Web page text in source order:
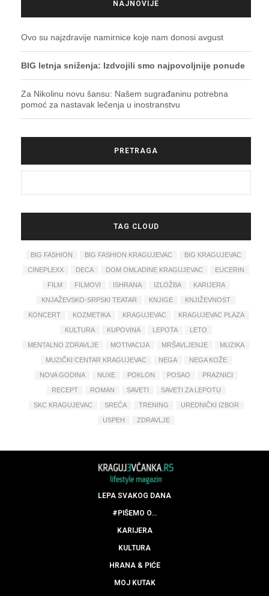
NAJNOVIJE
Ovo su najzdravije namirnice koje nam donosi avgust
BIG letnja sniženja: Izdvojili smo najpovoljnije ponude
Za Nikolinu novu šansu: Našem sugrađaninu potrebna
pomoć za nastavak lečenja u inostranstvu
PRETRAGA
TAG CLOUD
BIG FASHION BIG FASHION KRAGUJEVAC BIG KRAGUJEVAC
CINEPLEXX DECA DOM OMLADINE KRAGUJEVAC EUCERIN
FILM FILMOVI ISHRANA IZLOŽBA KARIJERA
KNJAŽEVSKO-SRPSKI TEATAR KNJIGE KNJIŽEVNOST
KONCERT KOZMETIKA KRAGUJEVAC KRAGUJEVAC PLAZA
KULTURA KUPOVINA LEPOTA LETO
MENTALNO ZDRAVLJE MOTIVACIJA MRŠAVLJENJE MUZIKA
MUZIČKI CENTAR KRAGUJEVAC NEGA NEGA KOŽE
NOVA GODINA NUXE POKLON POSAO PRAZNICI
RECEPT ROMAN SAVETI SAVETI ZA LEPOTU
SKC KRAGUJEVAC SREĆA TRENING UREDNIČKI IZBOR
USPEH ZDRAVLJE
LEPA SVAKOG DANA
#PIŠEMO O…
KARIJERA
KULTURA
HRANA & PIĆE
MOJ KUTAK